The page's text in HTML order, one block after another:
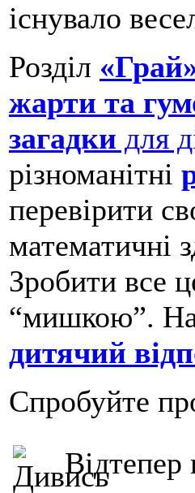
існувало
Розділ
жарти та
загадки для
різноманітні
перевірити
математичні
Зробити все
“мишкою”.
дитячий
Спробуйте
Відтепер